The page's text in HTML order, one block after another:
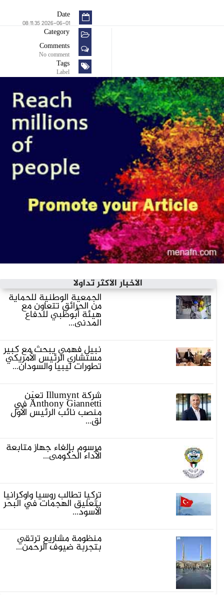
Date
2026-06-01 08:11:35
Category
Comments
No comment
Tags
Label
الأخبار الأكثر تداولاً
الجمعية الوطنية للحماية
من الحرائق تتعاون مع
هيئة أبوظبي للدفاع
المدني...
نبيل فهمي يبحث مع كبير
مستشاري الرئيس الأمريكي
تطورات ليبيا والسودان...
شركة Illumynt تُعيّن
Anthony Giannetti في
منصب نائب الرئيس الأول
لق...
مرسوم بإلغاء جهاز متابعة
الأداء الحكومي...
تركيا تطالب روسيا وأوكرانيا
بتعليق الهجمات في البحر
الأسود...
منظومة مشاريع ترتقي
بتجربة ضيوف الرحمن...